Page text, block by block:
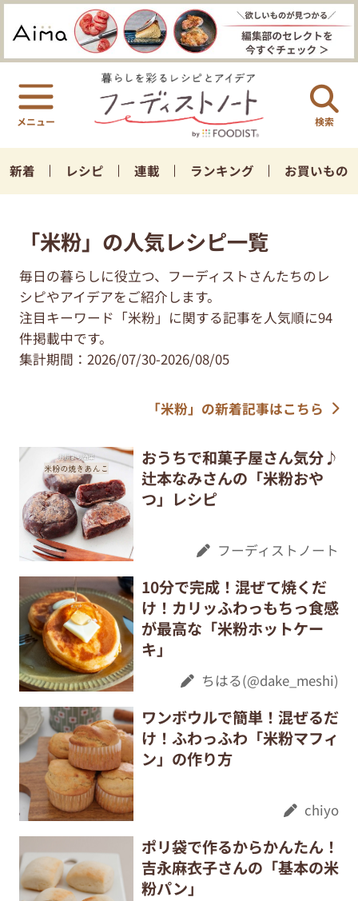
検索
新着 レシピ 連載 ランキング お買いもの
「米粉」の人気レシピ一覧
毎日の暮らしに役立つ、フーディストさんたちのレ
シピやアイデアをご紹介します。
注目キーワード「米粉」に関する記事を人気順に94
件掲載中です。
集計期間：2026/07/30-2026/08/05
「米粉」の新着記事はこちら
おうちで和菓子屋さん気分♪
辻本なみさんの「米粉おや
つ」レシピ
フーディストノート
10分で完成！混ぜて焼くだ
け！カリッふわっもちっ食感
が最高な「米粉ホットケー
キ」
ちはる(@dake_meshi)
ワンボウルで簡単！混ぜるだ
け！ふわっふわ「米粉マフィ
ン」の作り方
chiyo
ポリ袋で作るからかんたん！
吉永麻衣子さんの「基本の米
粉パン」